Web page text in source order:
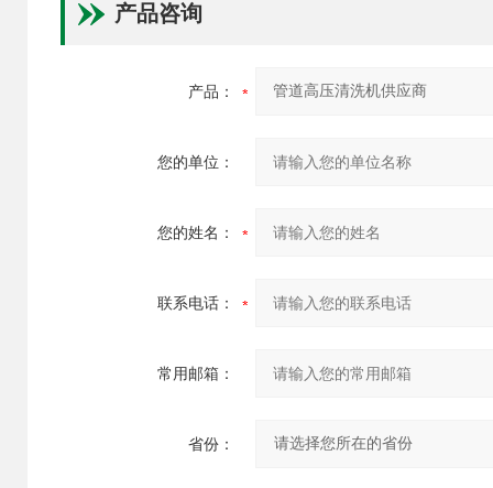
产品咨询
产品：
您的单位：
您的姓名：
联系电话：
常用邮箱：
省份：